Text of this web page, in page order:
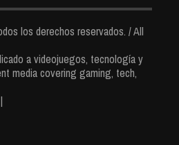
los derechos reservados. / All
a videojuegos, tecnología y
media covering gaming, tech,
|